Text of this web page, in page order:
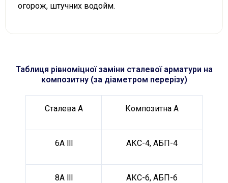
огорож, штучних водойм.
Таблиця рівноміцної заміни сталевої арматури на
композитну (за діаметром перерізу)
Сталева А Композитна А
6А lll АКС-4, АБП-4
8А lll АКС-6, АБП-6